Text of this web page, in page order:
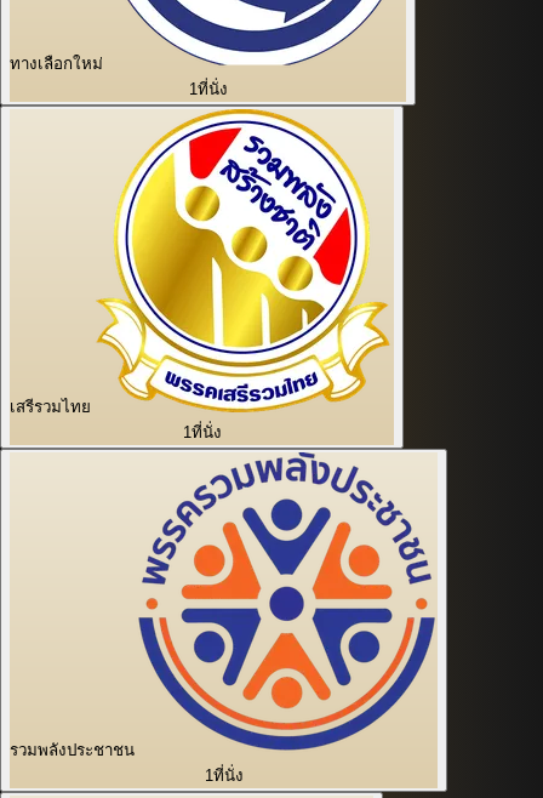
ทางเลือกใหม่
1ที่นั่ง
เสรีรวมไทย
1ที่นั่ง
รวมพลังประชาชน
1ที่นั่ง